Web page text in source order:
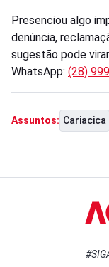
Presenciou algo
denúncia,
sugestão pode
WhatsApp: (28)
Assuntos: Cariacica